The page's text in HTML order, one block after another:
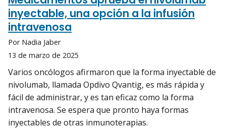
inyectable, una opción a la infusión
intravenosa
Por Nadia Jaber
13 de marzo de 2025
Varios oncólogos afirmaron que la forma inyectable de
nivolumab, llamada Opdivo Qvantig, es más rápida y
fácil de administrar, y es tan eficaz como la forma
intravenosa. Se espera que pronto haya formas
inyectables de otras inmunoterapias.